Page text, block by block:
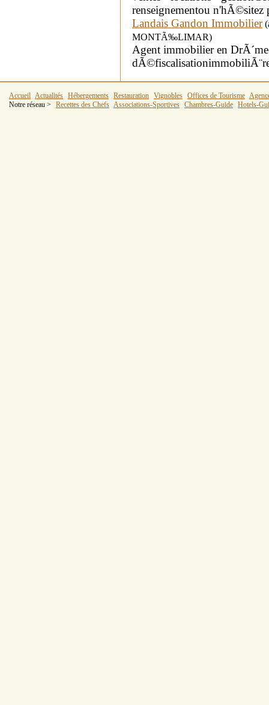
renseignementou n'hÃ©sitez
Landais Gandon Immobilier
MONTÃ‰LIMAR)
Agent immobilier en
Accueil Actualités Hébergements Restauration Vignobles Offices de Tourisme
Notre réseau >
Recettes des Chefs Associations-Sportives Chambres-Guide Hotels-